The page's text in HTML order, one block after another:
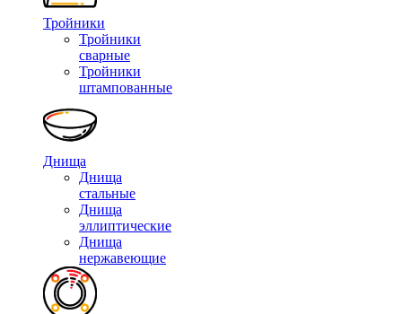
Тройники
Тройники
сварные
Тройники
штампованные
Днища
Днища
стальные
Днища
эллиптические
Днища
нержавеющие